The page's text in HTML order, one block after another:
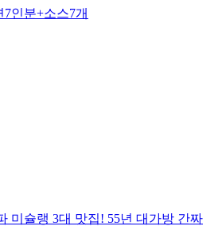
7인분+소스7개
미슐랭 3대 맛집! 55년 대가방 간짜